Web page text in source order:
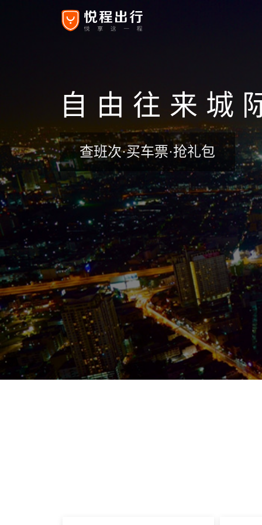
自由往来城
查班次·买车票·抢礼包